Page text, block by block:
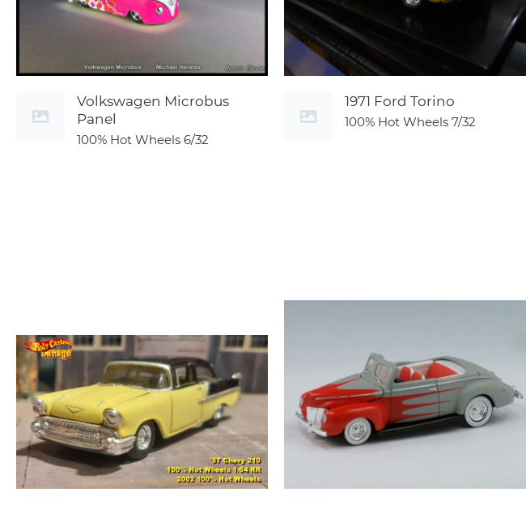
Volkswagen Microbus
Panel
100% Hot Wheels 6/32
1971 Ford Torino
100% Hot Wheels 7/32